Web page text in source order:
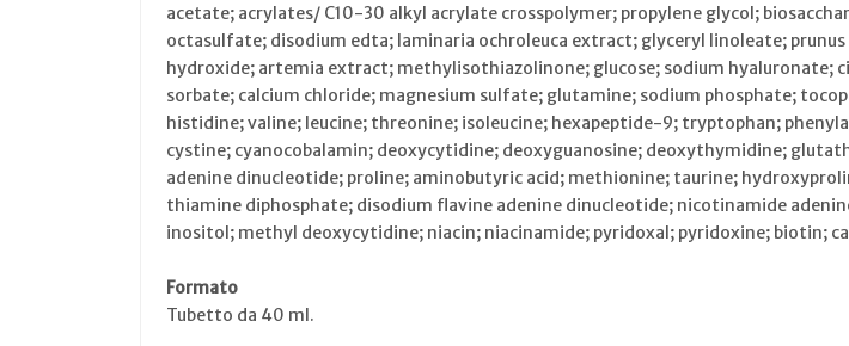
acetate; acrylates/ C10-30 alkyl acrylate crosspolymer; propylene glycol;
octasulfate; disodium edta; laminaria ochroleuca extract; glyceryl linoleate;
hydroxide; artemia extract; methylisothiazolinone; glucose; sodium hyaluronate;
sorbate; calcium chloride; magnesium sulfate; glutamine; sodium phosphate;
histidine; valine; leucine; threonine; isoleucine; hexapeptide-9; tryptophan;
cystine; cyanocobalamin; deoxycytidine; deoxyguanosine; deoxythymidine;
adenine dinucleotide; proline; aminobutyric acid; methionine; taurine;
thiamine diphosphate; disodium flavine adenine dinucleotide; nicotinamide
inositol; methyl deoxycytidine; niacin; niacinamide; pyridoxal; pyridoxine; biotin;
Formato
Tubetto da 40 ml.